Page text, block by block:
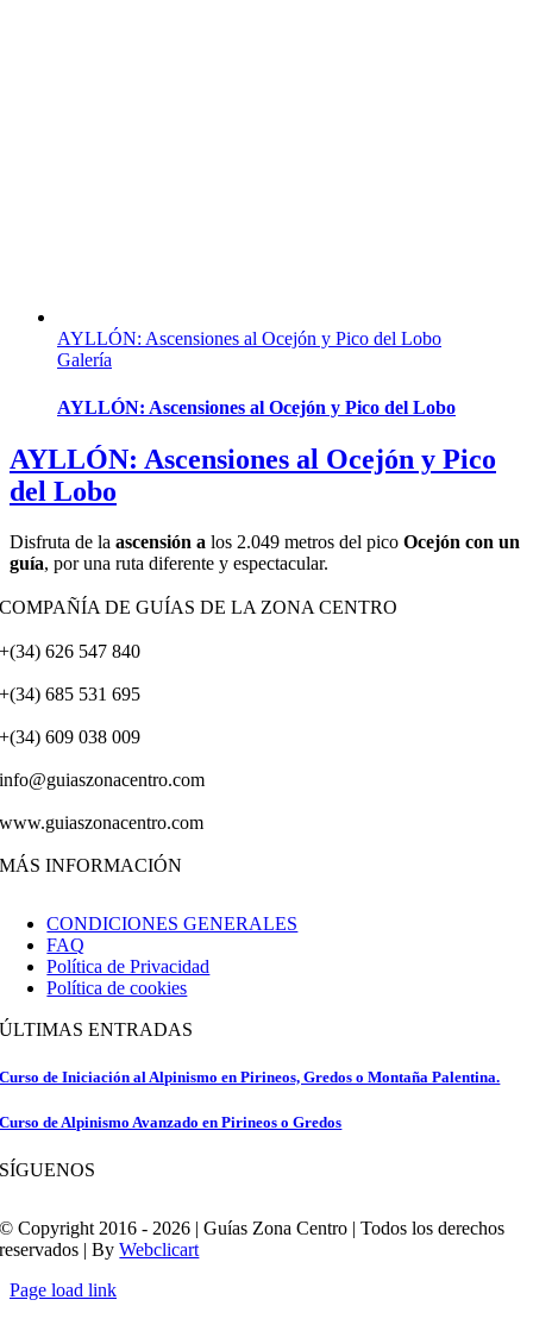
AYLLÓN: Ascensiones al Ocejón y Pico del Lobo
Galería
AYLLÓN: Ascensiones al Ocejón y Pico del Lobo
AYLLÓN: Ascensiones al Ocejón y Pico
del Lobo
Disfruta de la ascensión a los 2.049 metros del pico Ocejón con un
guía, por una ruta diferente y espectacular.
COMPAÑÍA DE GUÍAS DE LA ZONA CENTRO
+(34) 626 547 840
+(34) 685 531 695
+(34) 609 038 009
info@guiaszonacentro.com
www.guiaszonacentro.com
MÁS INFORMACIÓN
CONDICIONES GENERALES
FAQ
Política de Privacidad
Política de cookies
ÚLTIMAS ENTRADAS
Curso de Iniciación al Alpinismo en Pirineos, Gredos o Montaña Palentina.
Curso de Alpinismo Avanzado en Pirineos o Gredos
SÍGUENOS
© Copyright 2016 - 2026 | Guías Zona Centro | Todos los derechos
reservados | ByWebclicart
Page load link